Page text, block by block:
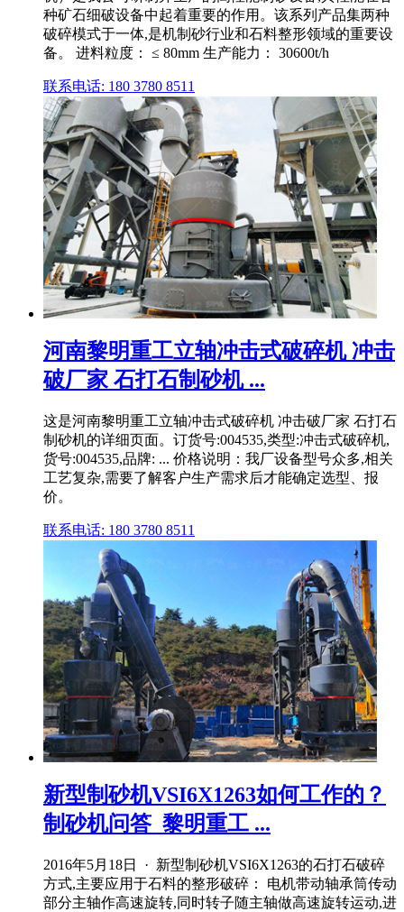
种矿石细破设备中起着重要的作用。该系列产品集两种
破碎模式于一体,是机制砂行业和石料整形领域的重要设
备。 进料粒度： ≤ 80mm 生产能力： 30600t/h
联系电话: 180 3780 8511
河南黎明重工立轴冲击式破碎机 冲击
破厂家 石打石制砂机 ...
这是河南黎明重工立轴冲击式破碎机 冲击破厂家 石打石
制砂机的详细页面。订货号:004535,类型:冲击式破碎机,
货号:004535,品牌: ... 价格说明：我厂设备型号众多,相关
工艺复杂,需要了解客户生产需求后才能确定选型、报
价。
联系电话: 180 3780 8511
新型制砂机VSI6X1263如何工作的？
制砂机问答_黎明重工 ...
2016年5月18日 · 新型制砂机VSI6X1263的石打石破碎
方式,主要应用于石料的整形破碎： 电机带动轴承筒传动
部分主轴作高速旋转,同时转子随主轴做高速旋转运动,进